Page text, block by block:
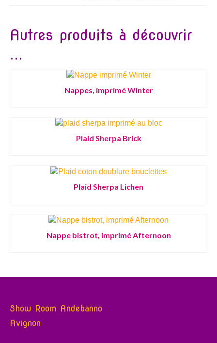
Autres produits à découvrir
...
Nappes, imprimé Winter
Plaid Sherpa Brick
Plaid Sherpa Lichen
Nappe bistrot, imprimé Afternoon
Show Room Andebanno
Avignon